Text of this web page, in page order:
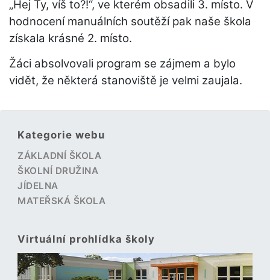
„Hej Ty, víš to?!“, ve kterém obsadili 3. místo. V
hodnocení manuálních soutěží pak naše škola
získala krásné 2. místo.
Žáci absolvovali program se zájmem a bylo
vidět, že některá stanoviště je velmi zaujala.
Kategorie webu
ZÁKLADNÍ ŠKOLA
ŠKOLNÍ DRUŽINA
JÍDELNA
MATEŘSKÁ ŠKOLA
Virtuální prohlídka školy